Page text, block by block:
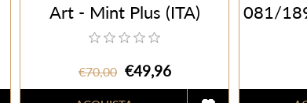
Art - Mint Plus (ITA)
€70,00 €49,96
081/